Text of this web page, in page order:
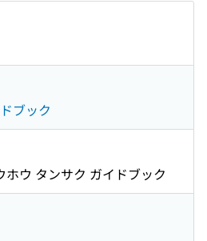
ブック
ホウ タンサク ガイドブック